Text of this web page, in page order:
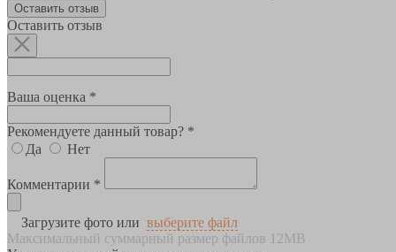
Оставить отзыв
Оставить отзыв
Ваша оценка *
Рекомендуете данный товар? *
Да
Нет
Комментарии *
Загрузите фото или выберите файл
Максимальный суммарный размер файлов 12MB